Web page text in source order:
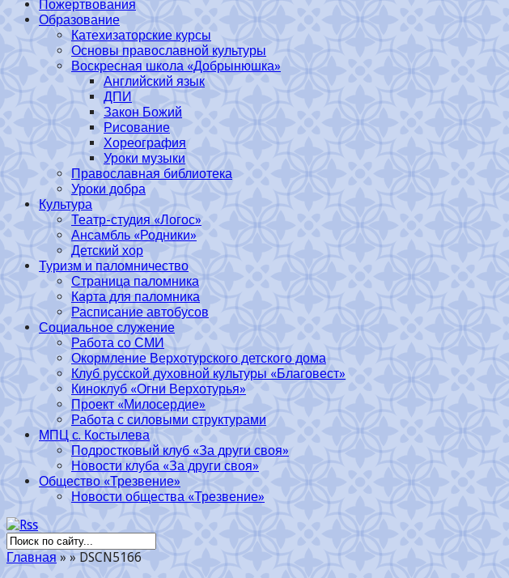
Пожертвования
Образование
Катехизаторские курсы
Основы православной культуры
Воскресная школа «Добрынюшка»
Английский язык
ДПИ
Закон Божий
Рисование
Хореография
Уроки музыки
Православная библиотека
Уроки добра
Культура
Театр-студия «Логос»
Ансамбль «Родники»
Детский хор
Туризм и паломничество
Страница паломника
Карта для паломника
Расписание автобусов
Социальное служение
Работа со СМИ
Окормление Верхотурского детского дома
Клуб русской духовной культуры «Благовест»
Киноклуб «Огни Верхотурья»
Проект «Милосердие»
Работа с силовыми структурами
МПЦ с. Костылева
Подростковый клуб «За други своя»
Новости клуба «За други своя»
Общество «Трезвение»
Новости общества «Трезвение»
Главная » » DSCN5166